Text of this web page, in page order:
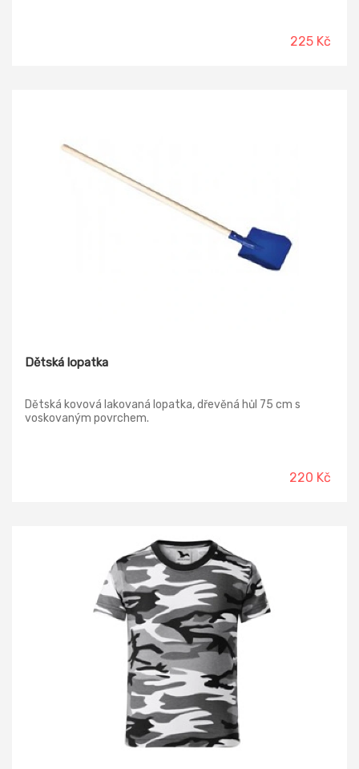
225 Kč
Dětská lopatka
Dětská kovová lakovaná lopatka, dřevěná hůl 75 cm s
voskovaným povrchem.
220 Kč